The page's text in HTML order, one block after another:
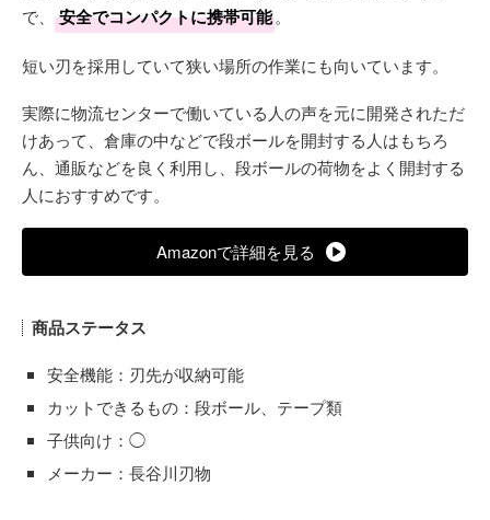
で、
安全でコンパクトに携帯可能。
短い刃を採用していて狭い場所の作業にも向いています。
実際に物流センターで働いている人の声を元に開発されただ
けあって、倉庫の中などで段ボールを開封する人はもちろ
ん、通販などを良く利用し、段ボールの荷物をよく開封する
人におすすめです。
Amazonで詳細を見る
商品ステータス
安全機能：刃先が収納可能
カットできるもの：段ボール、テープ類
子供向け：◯
メーカー：長谷川刃物